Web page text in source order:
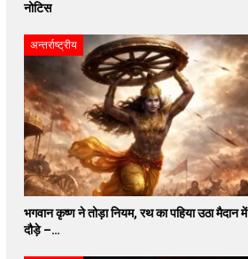
नोटिस
अन्तर्राष्ट्रीय
भगवान कृष्ण ने तोड़ा नियम, रथ का पहिया उठा मैदान में
दौड़े –…